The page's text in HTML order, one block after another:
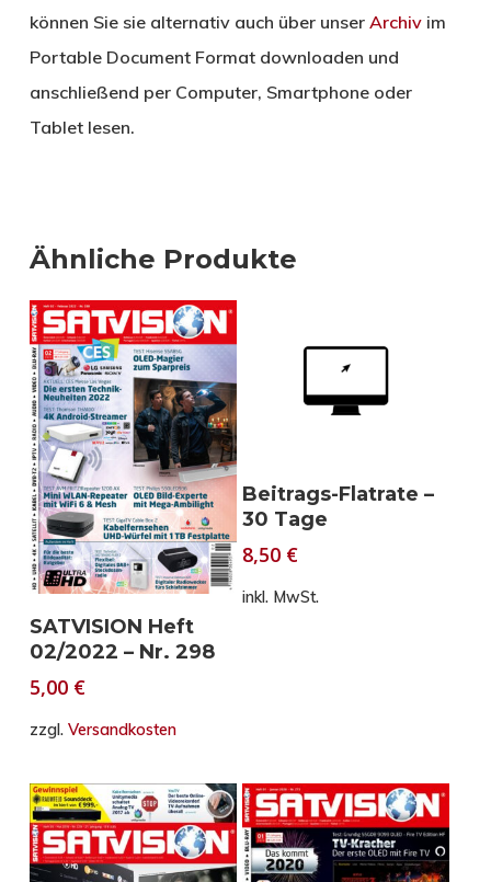
können Sie sie alternativ auch über unser Archivim
Portable Document Format downloaden und
anschließend per Computer, Smartphone oder
Tablet lesen.
Ähnliche Produkte
In den Warenkorb
SATVISION Heft
02/2022 – Nr. 298
5,00 €
zzgl. Versandkosten
In den Warenkorb
Beitrags-Flatrate –
30 Tage
8,50 €
inkl. MwSt.